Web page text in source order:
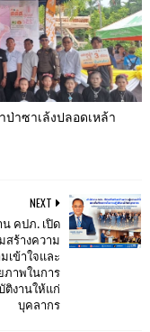
าซาเล้งปลอดเหล้า
NEXT
คปภ. เปิด
สร้างความ
เข้าใจและ
ภาพในการ
ติงานให้แก่
บุคลากร